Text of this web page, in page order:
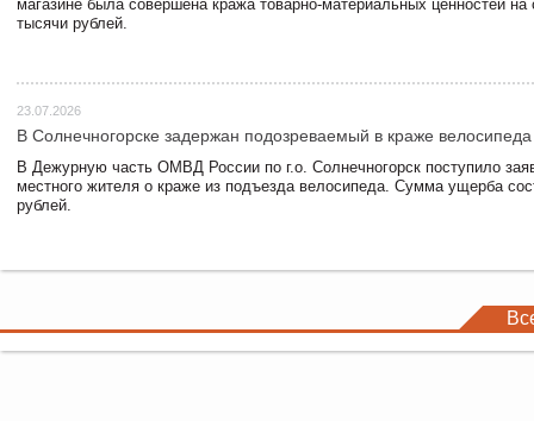
магазине была совершена кража товарно-материальных ценностей
тысячи рублей.
23.07.2026
В Солнечногорске задержан подозреваемый в краже велосипеда
В Дежурную часть ОМВД России по г.о. Солнечногорск поступило
местного жителя о краже из подъезда велосипеда. Сумма ущерба
рублей.